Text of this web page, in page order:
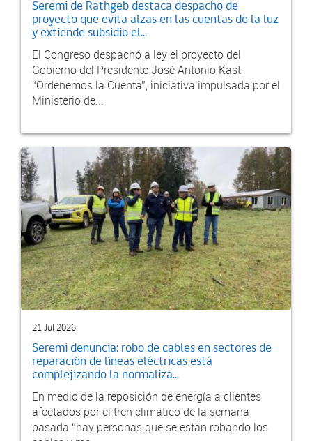
Seremi de Rathgeb destaca despacho de
proyecto que evita alzas en las cuentas de la luz
y extiende subsidio el...
El Congreso despachó a ley el proyecto del
Gobierno del Presidente José Antonio Kast
“Ordenemos la Cuenta”, iniciativa impulsada por el
Ministerio de...
21 Jul 2026
Seremi denuncia: robo de cables en sectores de
reparación de líneas eléctricas está
complejizando la normaliza...
En medio de la reposición de energía a clientes
afectados por el tren climático de la semana
pasada “hay personas que se están robando los